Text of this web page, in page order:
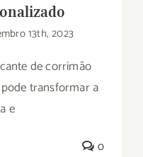
13th, 2023
de corrimão
transformar a
e
0